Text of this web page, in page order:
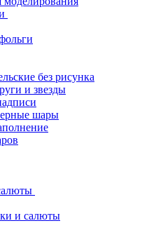
без рисунка
и звезды
шары
и салюты